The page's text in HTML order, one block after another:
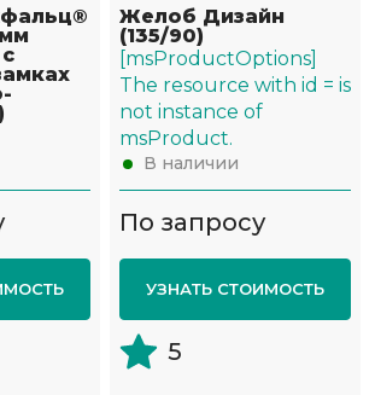
Желоб Дизайн
(135/90)
[msProductOptions]
The resource with id = is
not instance of
msProduct.
В наличии
По запросу
УЗНАТЬ СТОИМОСТЬ
5